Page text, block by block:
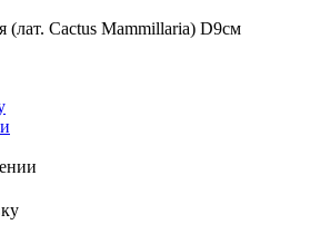
Cactus Mammillaria) D9см